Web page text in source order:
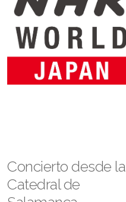
Concierto desde la
Catedral de